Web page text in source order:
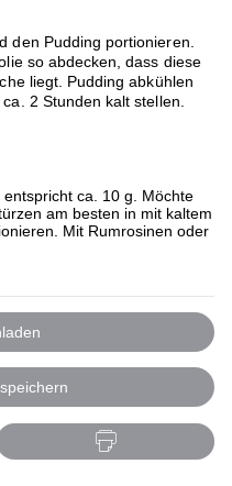
den Pudding portionieren.
so abdecken, dass diese
liegt. Pudding abkühlen
2 Stunden kalt stellen.
ca. 10 g. Möchte
am besten in mit kaltem
Mit Rumrosinen oder